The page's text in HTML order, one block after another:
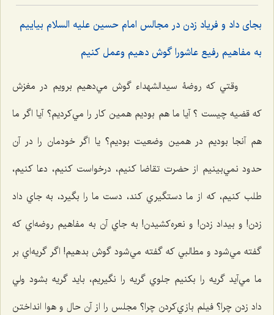
بجاى داد و فرياد زدن در مجالس امام حسين عليه السلام بياييم
به مفاهيم رفيع عاشورا گوش دهيم وعمل كنيم
وقتي كه روضۀ سيدالشهداء گوش مي‌دهيم برويم در مغزش
که قضيه چیست ؟ آيا ما هم بوديم همين كار را مي‌كرديم؟ آيا اگر ما
هم آنجا بوديم در همين وضعيت بوديم؟ يا اگر خودمان را در آن
حدود نمي‌بينيم از حضرت تقاضا كنيم، درخواست كنيم، دعا كنيم،
طلب كنيم، كه از ما دستگيري كند، دست ما را بگيرد، به جاي داد
زدن! و بيداد زدن! و نعره‌كشيدن! به جاي آن به مفاهيم روضه‌اي كه
گفته مي‌شود و مطالبي كه گفته مي‌شود گوش بدهيم! اگر گريه‌اي بر
ما مي‌آيد گريه را بكنيم جلوي گريه را نگيريم، بايد گريه بشود ولي
داد زدن چرا؟ فيلم بازي‌كردن چرا؟ مجلس را از آن حال و هوا انداختن